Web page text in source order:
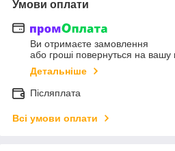
Умови оплати
Ви отримаєте замовлення
або гроші повернуться на вашу
Детальніше
Післяплата
Всі умови оплати